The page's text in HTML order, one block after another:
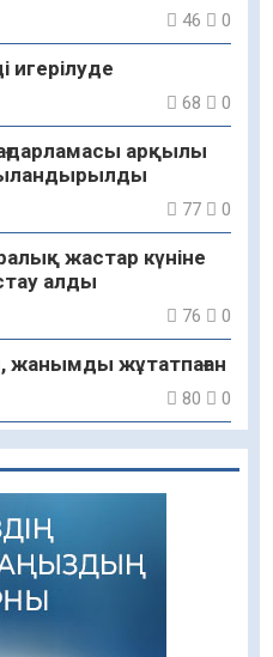
46 0
игерілуде
68 0
арқылы
77 0
жастар күніне
алды
76 0
жанымды жұтатпаған
80 0
дамуының айғағы
жерді түлеткен
бар